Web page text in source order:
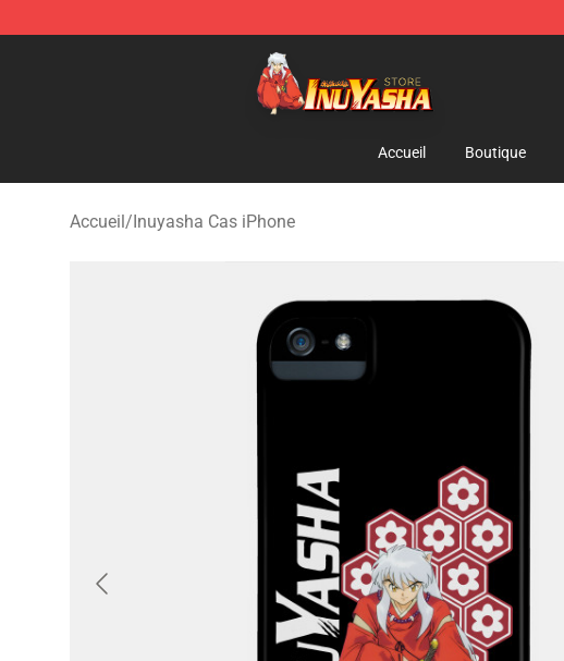
Inuyasha Store - Official Inuyasha Merchandise Shop
Accueil Boutique
Accueil/Inuyasha Cas iPhone